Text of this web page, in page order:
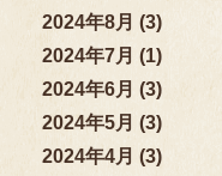
2024年8月 (3)
2024年7月 (1)
2024年6月 (3)
2024年5月 (3)
2024年4月 (3)